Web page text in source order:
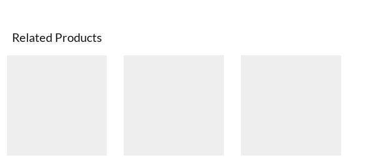
Related Products